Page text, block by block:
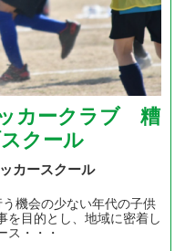
カークラブ 糟
クール
カースクール
機会の少ない年代の子供
を目的とし、地域に密着し
ス・・・